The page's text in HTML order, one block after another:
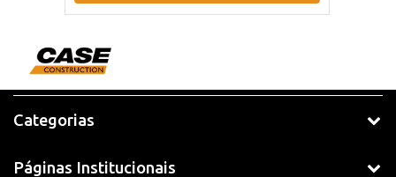
Categorias
Páginas Institucionais